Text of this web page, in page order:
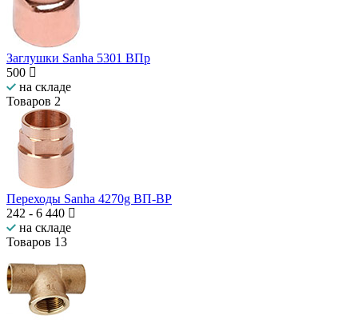
Заглушки Sanha 5301 ВПр
500
на складе
Товаров 2
Переходы Sanha 4270g ВП-ВР
242 - 6 440
на складе
Товаров 13